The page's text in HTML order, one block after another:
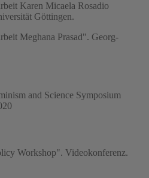
Karen Micaela Rosadio
Göttingen.
Meghana Prasad". Georg-
and Science Symposium
Workshop". Videokonferenz.